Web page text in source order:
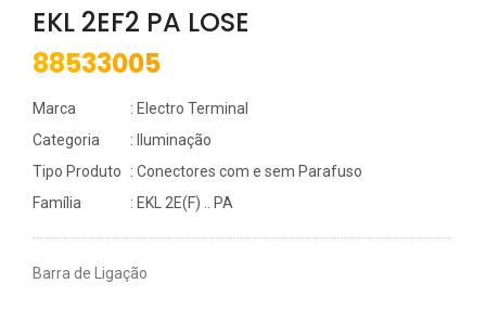
EKL 2EF2 PA LOSE
88533005
Marca
: Electro Terminal
Categoria
: Iluminação
Tipo Produto
: Conectores com e sem Parafuso
Família
: EKL 2E(F) .. PA
Barra de Ligação